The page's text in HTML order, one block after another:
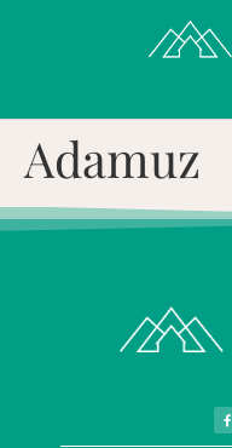
Adamuz